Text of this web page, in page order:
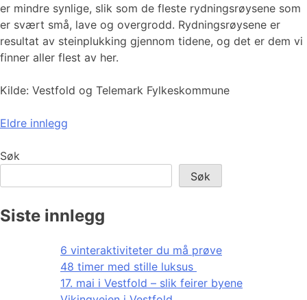
er mindre synlige, slik som de fleste rydningsrøysene som
er svært små, lave og overgrodd. Rydningsrøysene er
resultat av steinplukking gjennom tidene, og det er dem vi
finner aller flest av her.
Kilde: Vestfold og Telemark Fylkeskommune
Innleggnavigasjon
Eldre innlegg
Søk
Søk
Siste innlegg
6 vinteraktiviteter du må prøve
48 timer med stille luksus
17. mai i Vestfold – slik feirer byene